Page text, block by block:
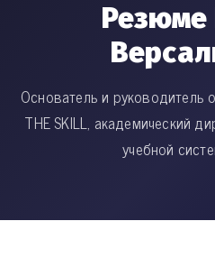
Резюме
Основатель и руководитель
THE SKILL, академический
учебной